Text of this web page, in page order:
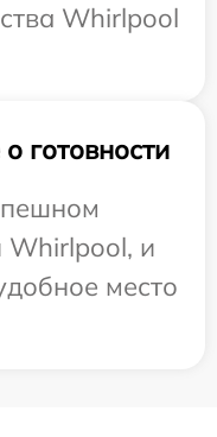
Whirlpool
готовности
Whirlpool, и
место